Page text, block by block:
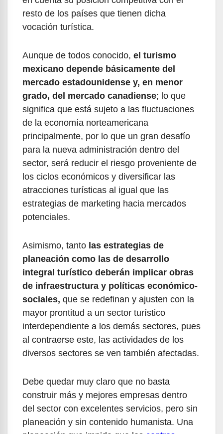
resto de los países que tienen dicha
vocación turística.
Aunque de todos conocido, el turismo
mexicano depende básicamente del
mercado estadounidense y, en menor
grado, del mercado canadiense; lo que
significa que está sujeto a las fluctuaciones
de la economía norteamericana
principalmente, por lo que un gran desafío
para la nueva administración dentro del
sector, será reducir el riesgo proveniente de
los ciclos económicos y diversificar las
atracciones turísticas al igual que las
estrategias de marketing hacia mercados
potenciales.
Asimismo, tanto las estrategias de
planeación como las de desarrollo
integral turístico deberán implicar obras
de infraestructura y políticas económico-
sociales, que se redefinan y ajusten con la
mayor prontitud a un sector turístico
interdependiente a los demás sectores, pues
al contraerse este, las actividades de los
diversos sectores se ven también afectadas.
Debe quedar muy claro que no basta
construir más y mejores empresas dentro
del sector con excelentes servicios, pero sin
planeación y sin contenido humanista. Una